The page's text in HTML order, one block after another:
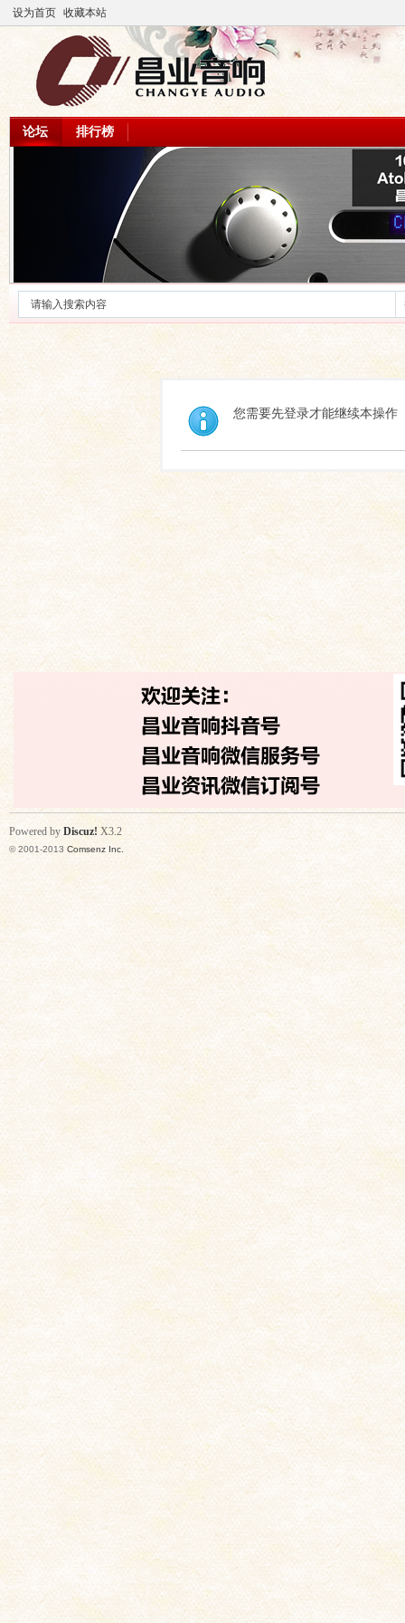
设为首页 收藏本站
论坛 排行榜
您需要先登录才能继续本操作
Powered by Discuz! X3.2
© 2001-2013 Comsenz Inc.